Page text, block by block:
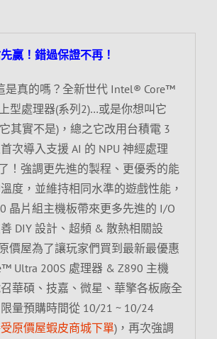
贏！錯過保證不再！
是真的嗎？全新世代 Intel® Core™
型處理器(系列2)…或是你想叫它
其實不是)，總之它改用台積電 3
次導入支援 AI 的 NPU 神經處理
！強調更先進的製程、更優秀的能
度，並維持相同水準的遊戲性能，
晶片組主機板帶來更多先進的 I/O
DIY 設計、超頻 & 散熱相關設
價屋為了讓玩家們買到最新最優惠
Ultra 200S 處理器 & Z890 主機
華碩、技嘉、微星、華擎各板廠全
量預購時間從 10/21 ~ 10/24
原價屋蝦皮商城下單)，再次強調